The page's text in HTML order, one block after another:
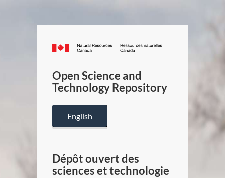
Canada.ca
/
Canada
Open Science and
Technology Repository
English
Dépôt ouvert des
sciences et technologie